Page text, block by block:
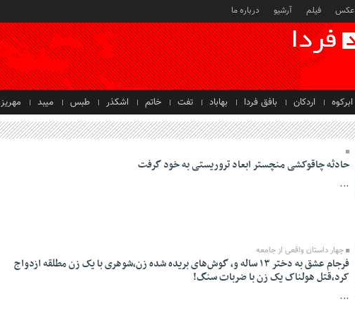
عکس فیلم آرشیو درباره ما
ابرکوه اردکان بافق فردا بهاباد تفت خاتم اشکذر طبس میبد مهریز
حادثه چاقوکشی منچستر ابعاد تروریستی به خود گرفت
...
چهار داستان واقعی از جامعه
فرجام عشق به دختر ۱۳ ساله و، گوش‌های بریده شده زن،شوهری با یک زن مطلقه ازدواج
کرد،قتل هولناک یک زن با ضربات سنگ!
...